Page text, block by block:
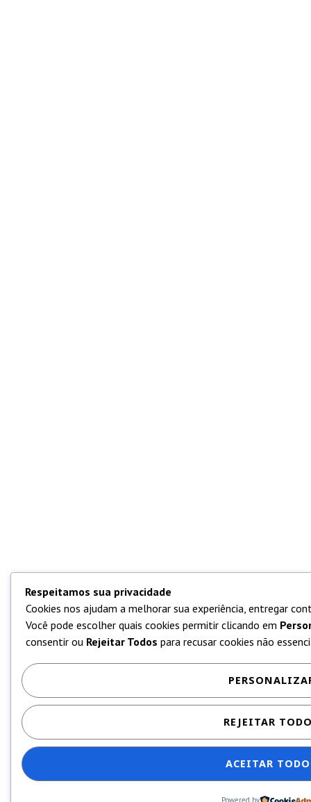
Respeitamos sua privacidade
Cookies nos ajudam a melhorar sua experiência, entregar
Você pode escolher quais cookies permitir clicando em
consentir ou Rejeitar Todos para recusar cookies não
REJEITAR
ACEITAR
Powered by